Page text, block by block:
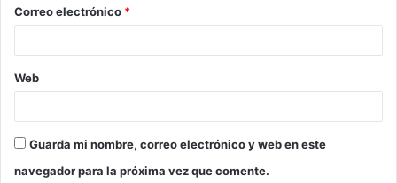
*
Correo electrónico *
Web
Guarda mi nombre, correo electrónico y web en este
navegador para la próxima vez que comente.